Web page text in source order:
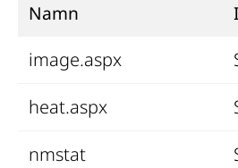
Namn
image.aspx
heat.aspx
nmstat